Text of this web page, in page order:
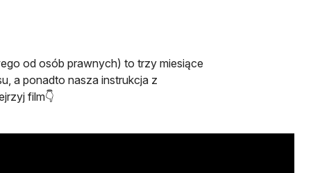
od osób prawnych) to trzy miesiące
a ponadto nasza instrukcja z
film👇